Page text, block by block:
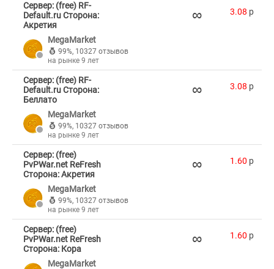
Сервер: (free) RF-
Default.ru Сторона:
Акретия
MegaMarket
99%, 10327 отзывов
на рынке 9 лет
∞ 3.08 p
Сервер: (free) RF-
Default.ru Сторона:
Беллато
MegaMarket
99%, 10327 отзывов
на рынке 9 лет
∞ 3.08 p
Сервер: (free)
PvPWar.net ReFresh
Сторона: Акретия
MegaMarket
99%, 10327 отзывов
на рынке 9 лет
∞ 1.60 p
Сервер: (free)
PvPWar.net ReFresh
Сторона: Кора
MegaMarket
∞ 1.60 p